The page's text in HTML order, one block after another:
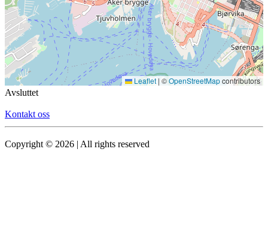
Leaflet | ©OpenStreetMapcontributors
Avsluttet
Kontakt oss
Copyright © 2026 | All rights reserved